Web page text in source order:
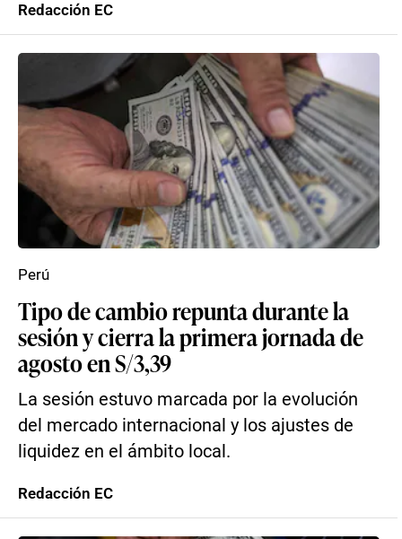
Redacción EC
Tipo de cambio repunta durante la
sesión y cierra la primera jornada de
agosto en S/3,39
La sesión estuvo marcada por la evolución
del mercado internacional y los ajustes de
liquidez en el ámbito local.
Perú
Redacción EC